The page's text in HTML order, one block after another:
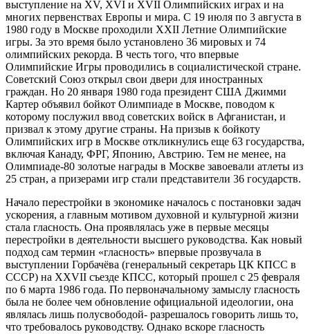
выступление на XV, XVI и XVII Олимпийских играх и на
многих первенствах Европы и мира. С 19 июля по 3 августа в
1980 году в Москве проходили XXII Летние Олимпийские
игры. За это время было установлено 36 мировых и 74
олимпийских рекорда. В честь того, что впервые
Олимпийские Игры проводились в социалистической стране.
Советский Союз открыл свои двери для иностранных
граждан. Но 20 января 1980 года президент США Джимми
Картер объявил бойкот Олимпиаде в Москве, поводом к
которому послужил ввод советских войск в Афганистан, и
призвал к этому другие страны. На призыв к бойкоту
Олимпийских игр в Москве откликнулись еще 63 государства,
включая Канаду, ФРГ, Японию, Австрию. Тем не менее, на
Олимпиаде-80 золотые награды в Москве завоевали атлеты из
25 стран, а призерами игр стали представители 36 государств.
Начало перестройки в экономике началось с постановки задач
ускорения, а главным мотивом духовной и культурной жизни
стала гласность. Она проявлялась уже в первые месяцы
перестройки в деятельности высшего руководства. Как новый
подход сам термин «гласность» впервые прозвучала в
выступлении Горбачёва (генеральный секретарь ЦК КПСС в
СССР) на XXVII съезде КПСС, который прошел с 25 февраля
по 6 марта 1986 года. По первоначальному замыслу гласность
была не более чем обновление официальной идеологии, она
являлась лишь полусвободой- разрешалось говорить лишь то,
что требовалось руководству. Однако вскоре гласность